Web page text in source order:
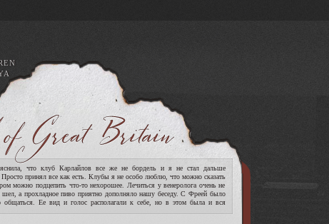
что клуб Карлайлов все же не бордель и я не стал дальше
Просто принял все как есть. Клубы я не особо люблю, что можно сказать
можно подцепить что-то нехорошее. Лечиться у венеролога очень не
шел, а прохладное пиво приятно дополняло нашу беседу. С Фреей было
общаться. Ее вид и голос располагали к себе, но в этом была и вся